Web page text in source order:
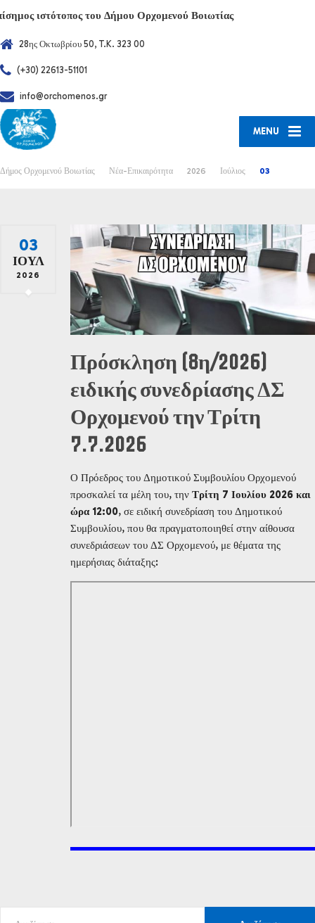
ιστότοπος του Δήμου Ορχομενού Βοιωτίας
28ης Οκτωβρίου 50, T.K. 323 00
(+30) 22613-51101
info@orchomenos.gr
MENU
Δήμος Ορχομενού Βοιωτίας Νέα-Επικαιρότητα 2026 Ιούλιος 03
03
ΙΟΎΛ
2026
Πρόσκληση (8η/2026)
ειδικής συνεδρίασης ΔΣ
Ορχομενού την Τρίτη
7.7.2026
Ο Πρόεδρος του Δημοτικού Συμβουλίου Ορχομενού
προσκαλεί τα μέλη του, την Τρίτη 7 Ιουλίου 2026 και
ώρα 12:00, σε ειδική συνεδρίαση του Δημοτικού
Συμβουλίου, που θα πραγματοποιηθεί στην αίθουσα
συνεδριάσεων του ΔΣ Ορχομενού, με θέματα της
ημερήσιας διάταξης: